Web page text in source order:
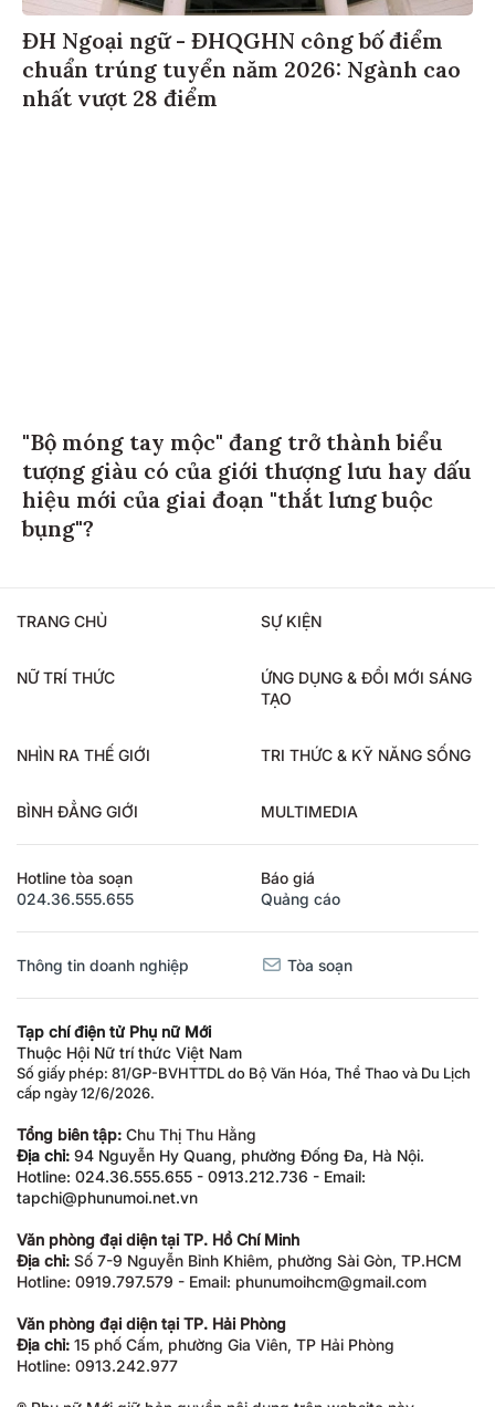
ĐH Ngoại ngữ - ĐHQGHN công bố điểm
chuẩn trúng tuyển năm 2026: Ngành cao
nhất vượt 28 điểm
"Bộ móng tay mộc" đang trở thành biểu
tượng giàu có của giới thượng lưu hay dấu
hiệu mới của giai đoạn "thắt lưng buộc
bụng"?
TRANG CHỦ SỰ KIỆN
NỮ TRÍ THỨC
ỨNG DỤNG & ĐỔI MỚI SÁNG
TẠO
NHÌN RA THẾ GIỚI TRI THỨC & KỸ NĂNG SỐNG
BÌNH ĐẲNG GIỚI MULTIMEDIA
Hotline tòa soạn
024.36.555.655
Báo giá
Quảng cáo
Thông tin doanh nghiệp Tòa soạn
Tạp chí điện tử Phụ nữ Mới
Thuộc Hội Nữ trí thức Việt Nam
Số giấy phép: 81/GP-BVHTTDL do Bộ Văn Hóa, Thể Thao và Du Lịch
cấp ngày 12/6/2026.
Tổng biên tập: Chu Thị Thu Hằng
Địa chỉ: 94 Nguyễn Hy Quang, phường Đống Đa, Hà Nội.
Hotline: 024.36.555.655 - 0913.212.736 - Email:
tapchi@phunumoi.net.vn
Văn phòng đại diện tại TP. Hồ Chí Minh
Địa chỉ: Số 7-9 Nguyễn Bỉnh Khiêm, phường Sài Gòn, TP.HCM
Hotline: 0919.797.579 - Email: phunumoihcm@gmail.com
Văn phòng đại diện tại TP. Hải Phòng
Địa chỉ: 15 phố Cấm, phường Gia Viên, TP Hải Phòng
Hotline: 0913.242.977